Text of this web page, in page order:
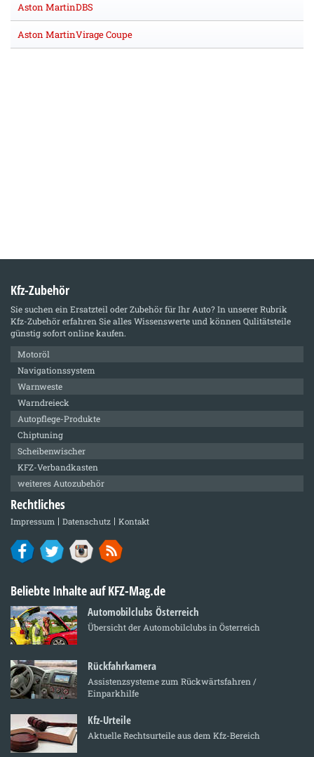
Aston MartinDBS
Aston MartinVirage Coupe
Kfz-Zubehör
Sie suchen ein Ersatzteil oder Zubehör für Ihr Auto? In unserer Rubrik
Kfz-Zubehörerfahren Sie alles Wissenswerte und können Qulitätsteile
günstig sofort online kaufen.
Motoröl
Navigationssystem
Warnweste
Warndreieck
Autopflege-Produkte
Chiptuning
Scheibenwischer
KFZ-Verbandkasten
weiteres Autozubehör
Rechtliches
Impressum Datenschutz Kontakt
Beliebte Inhalte auf KFZ-Mag.de
Automobilclubs Österreich
Übersicht der Automobilclubs in Österreich
Rückfahrkamera
Assistenzsysteme zum Rückwärtsfahren /
Einparkhilfe
Kfz-Urteile
Aktuelle Rechtsurteile aus dem Kfz-Bereich